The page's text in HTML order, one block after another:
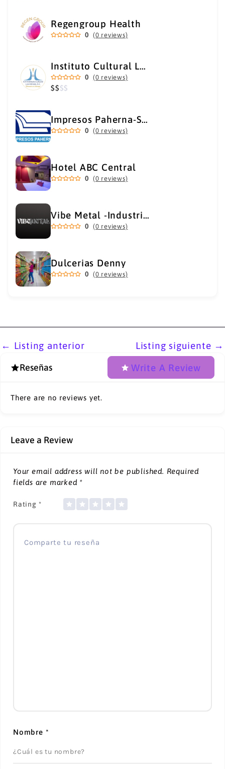
Regengroup Health
0 (0 reviews)
Instituto Cultural Los Héroes
0 (0 reviews)
$$$$
Impresos Paherna-Servicios Gráficos Industriales
0 (0 reviews)
Hotel ABC Central
0 (0 reviews)
Vibe Metal -Industrial Metal Supply
0 (0 reviews)
Dulcerias Denny
0 (0 reviews)
← Listing anterior Listing siguiente →
Reseñas Write A Review
There are no reviews yet.
Leave a Review
Your email address will not be published. Required
fields are marked *
Rating *
Nombre *